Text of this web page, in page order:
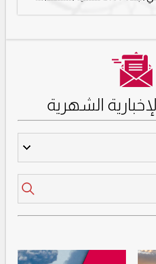
الشهرية